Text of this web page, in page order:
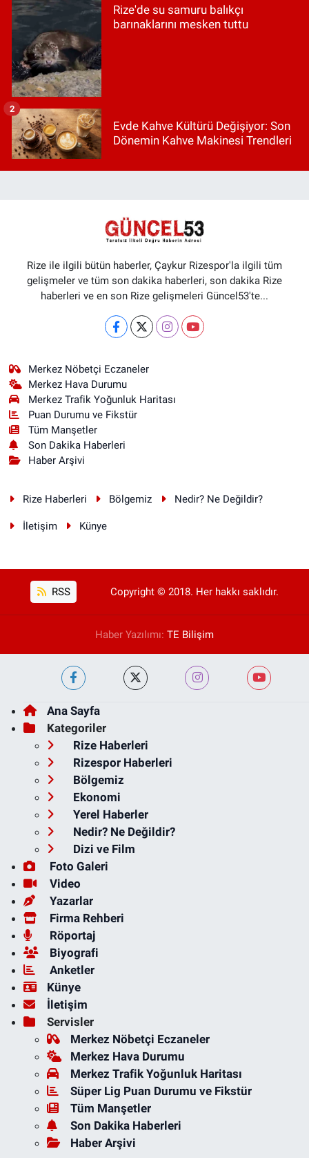
Rize'de su samuru balıkçı
barınaklarını mesken tuttu
Evde Kahve Kültürü Değişiyor: Son
Dönemin Kahve Makinesi Trendleri
2
Rize ile ilgili bütün haberler, Çaykur Rizespor'la ilgili tüm
gelişmeler ve tüm son dakika haberleri, son dakika Rize
haberleri ve en son Rize gelişmeleri Güncel53'te...
Merkez Nöbetçi Eczaneler
Merkez Hava Durumu
Merkez Trafik Yoğunluk Haritası
Puan Durumu ve Fikstür
Tüm Manşetler
Son Dakika Haberleri
Haber Arşivi
Rize Haberleri Bölgemiz Nedir? Ne Değildir?
İletişim Künye
RSS Copyright © 2018. Her hakkı saklıdır.
Haber Yazılımı: TE Bilişim
Ana Sayfa
Kategoriler
Rize Haberleri
Rizespor Haberleri
Bölgemiz
Ekonomi
Yerel Haberler
Nedir? Ne Değildir?
Dizi ve Film
Foto Galeri
Video
Yazarlar
Firma Rehberi
Röportaj
Biyografi
Anketler
Künye
İletişim
Servisler
Merkez Nöbetçi Eczaneler
Merkez Hava Durumu
Merkez Trafik Yoğunluk Haritası
Süper Lig Puan Durumu ve Fikstür
Tüm Manşetler
Son Dakika Haberleri
Haber Arşivi